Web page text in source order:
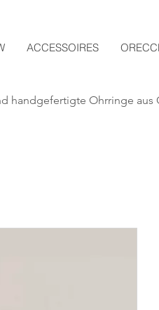
ACCESSOIRES
handgefertigte Ohrringe aus